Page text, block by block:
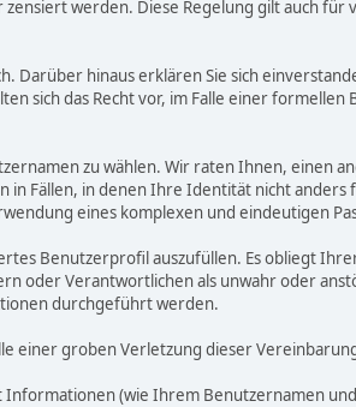
werden. Diese Regelung gilt auch
hinaus erklären Sie sich
sich das Recht vor, im Falle einer
zu wählen. Wir raten Ihnen, einen
Fällen, in denen Ihre Identität nicht anders
eines komplexen und eindeutigen
Benutzerprofil auszufüllen. Es obliegt
oder Verantwortlichen als unwahr oder
durchgeführt werden.
einer groben Verletzung dieser
(wie Ihrem Benutzernamen